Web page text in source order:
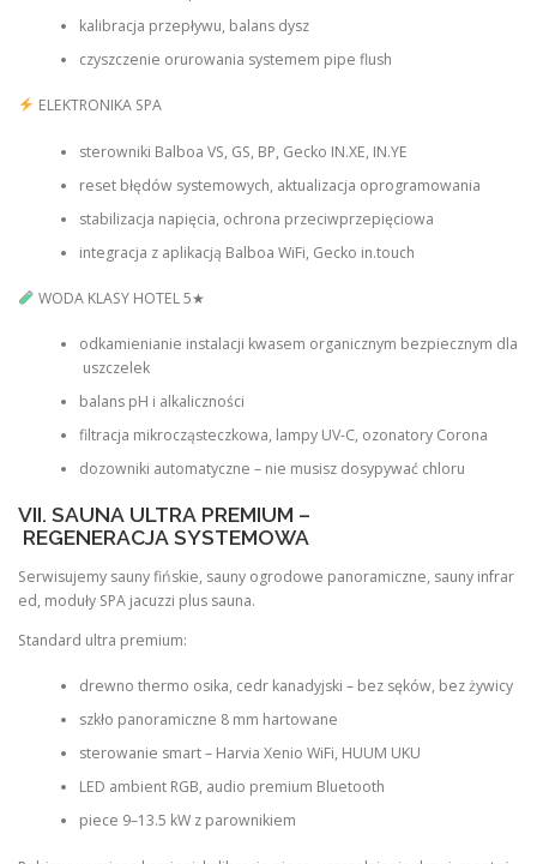
kalibracja przepływu, balans dysz
czyszczenie orurowania systemem pipe flush
ELEKTRONIKA SPA
sterowniki Balboa VS, GS, BP, Gecko IN.XE, IN.YE
reset błędów systemowych, aktualizacja oprogramowania
stabilizacja napięcia, ochrona przeciwprzepięciowa
integracja z aplikacją Balboa WiFi, Gecko in.touch
WODA KLASY HOTEL 5★
odkamienianie instalacji kwasem organicznym bezpiecznym dla
uszczelek
balans pH i alkaliczności
filtracja mikrocząsteczkowa, lampy UV-C, ozonatory Corona
dozowniki automatyczne – nie musisz dosypywać chloru
VII. SAUNA ULTRA PREMIUM –
REGENERACJA SYSTEMOWA
Serwisujemy sauny fińskie, sauny ogrodowe panoramiczne, sauny infrar
ed, moduły SPA jacuzzi plus sauna.
Standard ultra premium:
drewno thermo osika, cedr kanadyjski – bez sęków, bez żywicy
szkło panoramiczne 8 mm hartowane
sterowanie smart – Harvia Xenio WiFi, HUUM UKU
LED ambient RGB, audio premium Bluetooth
piece 9–13.5 kW z parownikiem